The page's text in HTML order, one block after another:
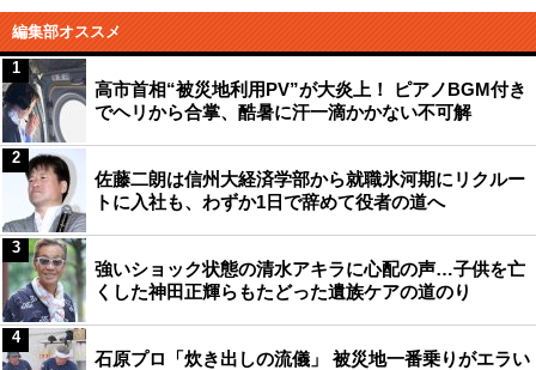
編集部オススメ
高市首相“被災地利用PV”が大炎上！ ピアノBGM付き
でヘリから合掌、酷暑に汗一滴かかない不可解
1
佐藤二朗は信州大経済学部から就職氷河期にリクルー
トに入社も、わずか1日で辞めて役者の道へ
2
強いショック状態の清水アキラに心配の声…子供を亡
くした神田正輝らもたどった遺族ケアの道のり
3
石原プロ「炊き出しの流儀」 被災地一番乗りがエラい
4